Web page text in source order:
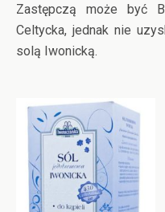
Zastępczą może być
Celtycka, jednak nie
solą Iwonicką.